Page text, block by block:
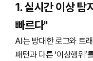
1. 실시간 이상
빠르다"
AI는 방대한 로그와 트
패턴과 다른 ‘이상행위’